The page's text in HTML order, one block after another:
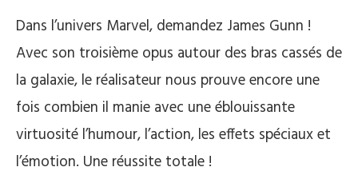
Dans l’univers Marvel, demandez James Gunn !
Avec son troisième opus autour des bras cassés de
la galaxie, le réalisateur nous prouve encore une
fois combien il manie avec une éblouissante
virtuosité l’humour, l’action, les effets spéciaux et
l’émotion. Une réussite totale !